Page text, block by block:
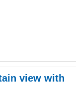
view with